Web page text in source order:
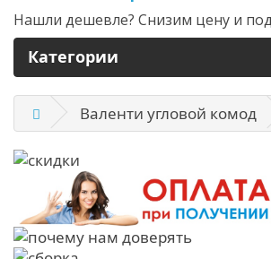
Нашли дешевле? Снизим цену и
Категории
Валенти угловой комод